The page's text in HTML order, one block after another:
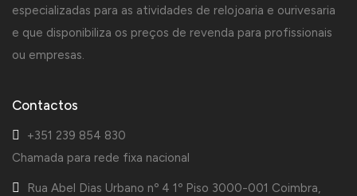
especializadas para as atividades de relojoaria e ourivesaria
e que disponibiliza os preços de revenda para profissionais
ou empresas.
Contactos
+351 239 854 830
Chamada para rede fixa nacional
Rua Abel Dias Urbano nº 4 1º Piso 3000-001 Coimbra,